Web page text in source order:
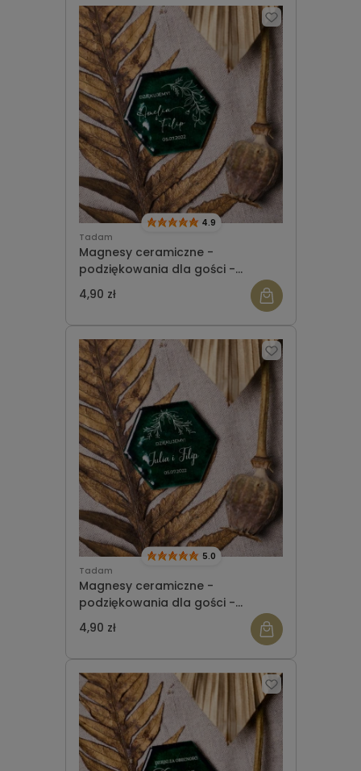
Tadam
Magnesy ceramiczne -
podziękowania dla gości -
heksagon - wzór 2
4.9
4,90 zł
Tadam
Magnesy ceramiczne -
podziękowania dla gości -
heksagon - wzór 3
5.0
4,90 zł